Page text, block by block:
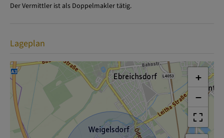
Der Vermittler ist als Doppelmakler tätig.
Lageplan
+
−